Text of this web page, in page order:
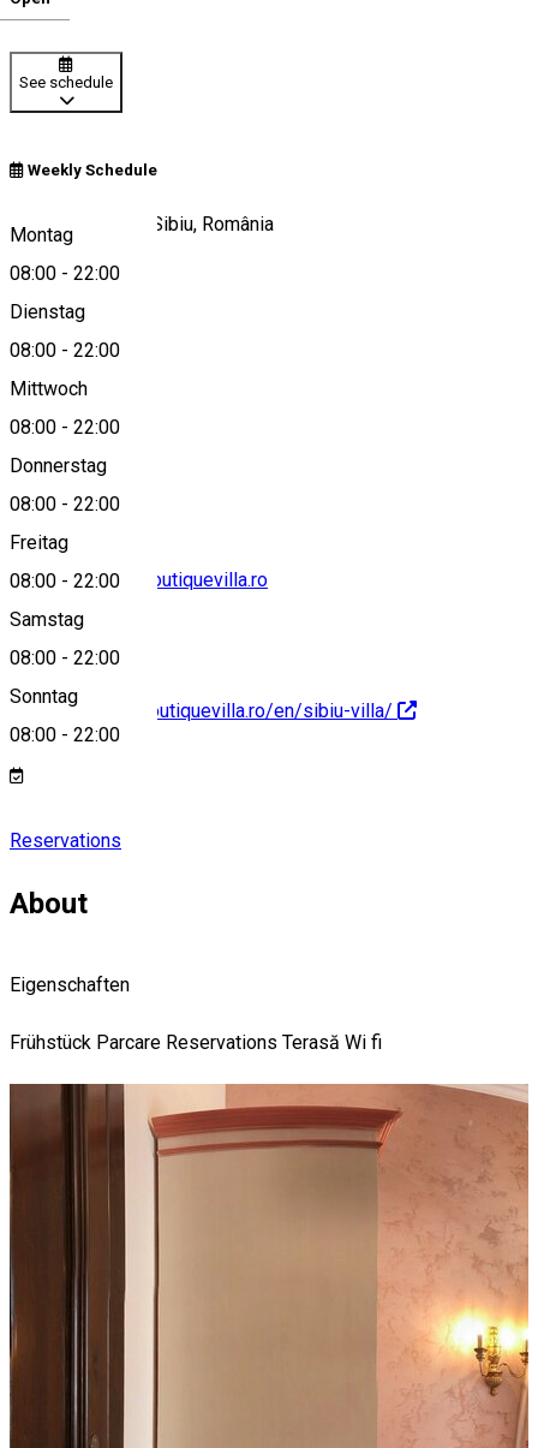
Deutsch
See schedule
Weekly Schedule
Montag
08:00 - 22:00
Dienstag
08:00 - 22:00
Mittwoch
08:00 - 22:00
Donnerstag
08:00 - 22:00
Freitag
08:00 - 22:00
Samstag
08:00 - 22:00
Sonntag
08:00 - 22:00
Piața Aurarilor 8, Sibiu, România
View on map
office@artisansboutiquevilla.ro
https://artisansboutiquevilla.ro/en/sibiu-villa/
Reservations
About
Eigenschaften
Frühstück Parcare Reservations Terasă Wi fi